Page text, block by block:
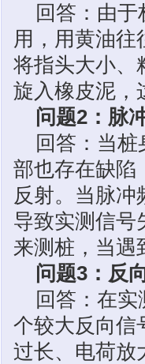
回答：由
用，用黄油往
将指头大小、
旋入橡皮泥，
问题2：脉
回答：当
部也存在缺陷
反射。当脉
导致实测信号
来测桩，当遇
问题3：反
回答：在
个较大反向信
过长、电荷放